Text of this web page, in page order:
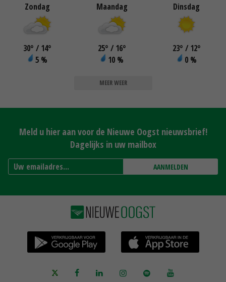
Zondag
30° / 14°
5 %
Maandag
25° / 16°
10 %
Dinsdag
23° / 12°
0 %
MEER WEER
Meld u hier aan voor de Nieuwe Oogst nieuwsbrief!
Dagelijks in uw mailbox
AANMELDEN